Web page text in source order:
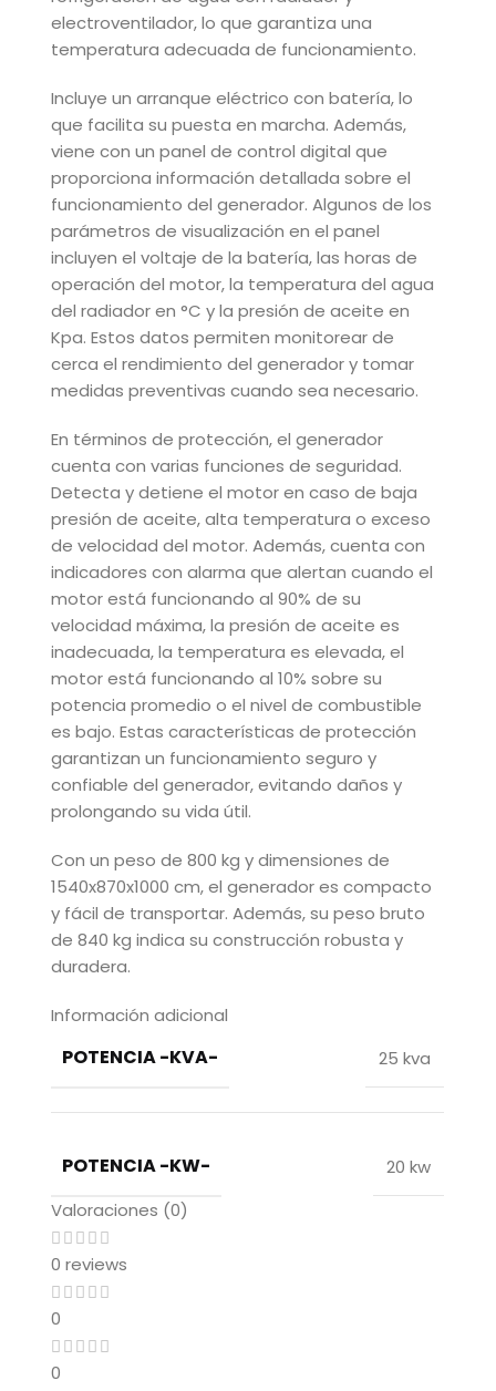
electroventilador, lo que garantiza una
temperatura adecuada de funcionamiento.
Incluye un arranque eléctrico con batería, lo
que facilita su puesta en marcha. Además,
viene con un panel de control digital que
proporciona información detallada sobre el
funcionamiento del generador. Algunos de los
parámetros de visualización en el panel
incluyen el voltaje de la batería, las horas de
operación del motor, la temperatura del agua
del radiador en °C y la presión de aceite en
Kpa. Estos datos permiten monitorear de
cerca el rendimiento del generador y tomar
medidas preventivas cuando sea necesario.
En términos de protección, el generador
cuenta con varias funciones de seguridad.
Detecta y detiene el motor en caso de baja
presión de aceite, alta temperatura o exceso
de velocidad del motor. Además, cuenta con
indicadores con alarma que alertan cuando el
motor está funcionando al 90% de su
velocidad máxima, la presión de aceite es
inadecuada, la temperatura es elevada, el
motor está funcionando al 10% sobre su
potencia promedio o el nivel de combustible
es bajo. Estas características de protección
garantizan un funcionamiento seguro y
confiable del generador, evitando daños y
prolongando su vida útil.
Con un peso de 800 kg y dimensiones de
1540x870x1000 cm, el generador es compacto
y fácil de transportar. Además, su peso bruto
de 840 kg indica su construcción robusta y
duradera.
Información adicional
POTENCIA -KVA- 25 kva
POTENCIA -KW-
20 kw
Valoraciones (0)
0 reviews
0
0